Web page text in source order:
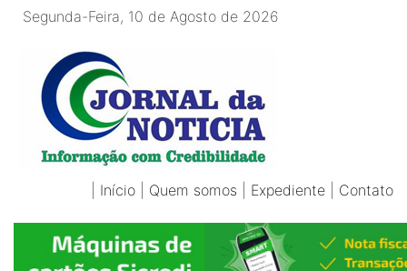
Segunda-Feira, 10 de Agosto de 2026
Início Quem somos Expediente Contato